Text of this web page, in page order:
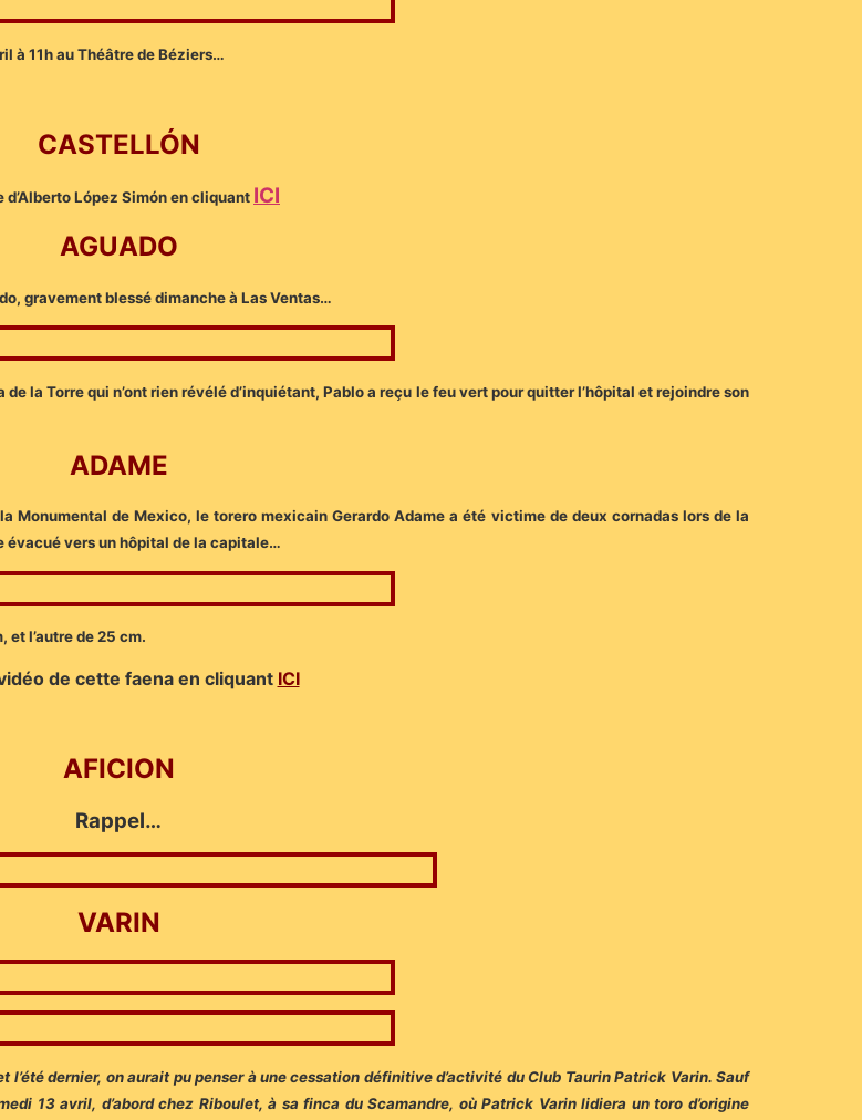
à 11h au Théâtre de Béziers…
CASTELLÓN
López Simón en cliquant ICI
AGUADO
gravement blessé dimanche à Las Ventas…
la Torre qui n’ont rien révélé d’inquiétant, Pablo a reçu le feu vert pour quitter l’hôpital et rejoindre son
ADAME
Monumental de Mexico, le torero mexicain Gerardo Adame a été victime de deux cornadas lors de la
évacué vers un hôpital de la capitale…
et l’autre de 25 cm.
de cette faena en cliquant ICI
AFICION
Rappel…
VARIN
dernier, on aurait pu penser à une cessation définitive d’activité du Club Taurin Patrick Varin. Sauf
13 avril, d’abord chez Riboulet, à sa finca du Scamandre, où Patrick Varin lidiera un toro d’origine